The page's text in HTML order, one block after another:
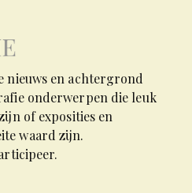
nieuws en achtergrond
onderwerpen die leuk
of exposities en
waard zijn.